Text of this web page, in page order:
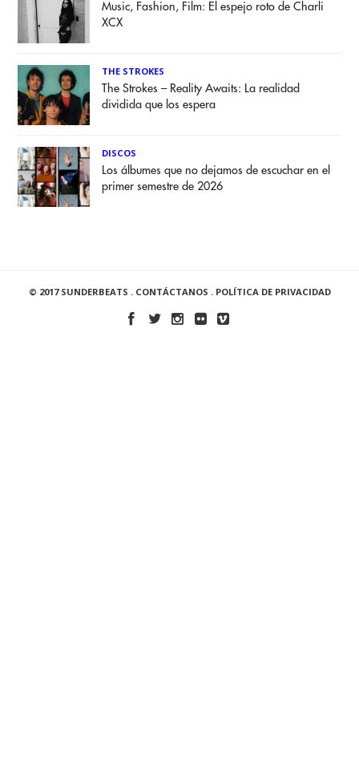
Music, Fashion, Film: El espejo roto de Charli
XCX
THE STROKES
The Strokes – Reality Awaits: La realidad
dividida que los espera
DISCOS
Los álbumes que no dejamos de escuchar en el
primer semestre de 2026
© 2017 SUNDERBEATS . CONTÁCTANOS . POLÍTICA DE PRIVACIDAD